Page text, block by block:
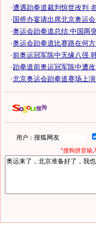
·遭遇跆拳道裁判惊世改判
·国侨办宴请出席北京奥运
·奥运会跆拳道总结:中国两
·奥运会跆拳道比赛路在何
·前奥运冠军陈中无缘八强
·跆拳道前奥运冠军陈中遭
·北京奥运会跆拳道赛场上演
用户：
*搜狗拼音输